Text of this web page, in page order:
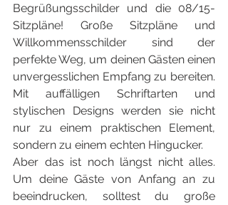
Begrüßungsschilder und die 08/15-
Sitzpläne! Große Sitzpläne und
Willkommensschilder sind der
perfekte Weg, um deinen Gästen einen
unvergesslichen Empfang zu bereiten.
Mit auffälligen Schriftarten und
stylischen Designs werden sie nicht
nur zu einem praktischen Element,
sondern zu einem echten Hingucker.
Aber das ist noch längst nicht alles.
Um deine Gäste von Anfang an zu
beeindrucken, solltest du große